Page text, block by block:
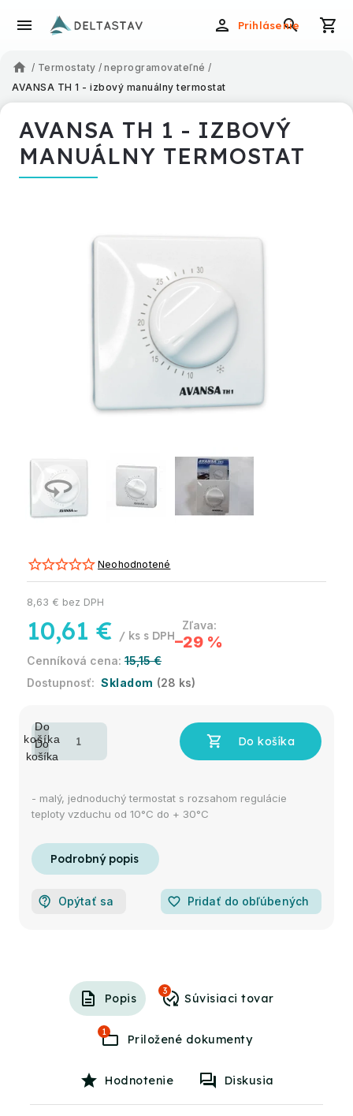
Prihlásenie
/ Termostaty / neprogramovateľné /
AVANSA TH 1 - izbový manuálny termostat
AVANSA TH 1 - IZBOVÝ
MANUÁLNY TERMOSTAT
Neohodnotené
15,15 €
–29 %
10,61 € / ks
8,63 € bez DPH
Skladom (28 ks)
- malý, jednoduchý termostat s rozsahom regulácie
teploty vzduchu od 10°C do + 30°C
Opýtať sa favorite_border Pridať do obľúbených
Popis
3
1
Hodnotenie Diskusia